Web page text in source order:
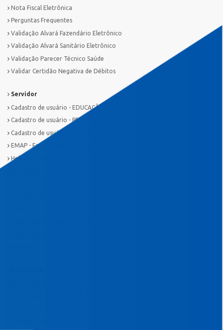
Nota Fiscal Eletrônica
Perguntas Frequentes
Validação Alvará Fazendário Eletrônico
Validação Alvará Sanitário Eletrônico
Validação Parecer Técnico Saúde
Validar Certidão Negativa de Débitos
Servidor
Cadastro de usuário - EDUCAÇÃO
Cadastro de usuário - PREFEITURA
Cadastro de usuário - SAÚDE
EMAP - Escola Municipal de Administração Pública
Helpdesk Divisão TI